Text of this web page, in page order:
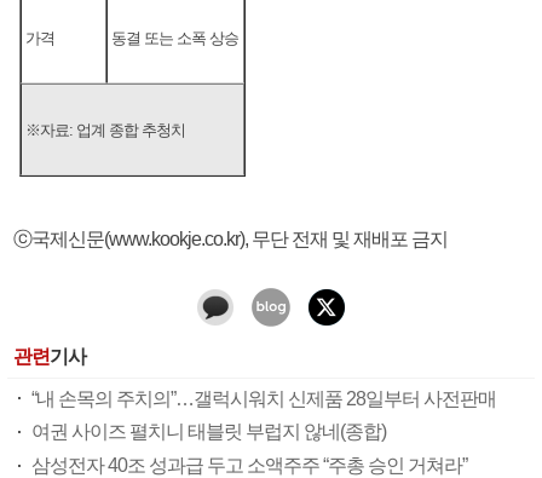
가격 동결 또는 소폭 상승
※자료: 업계 종합 추청치
ⓒ국제신문(www.kookje.co.kr), 무단 전재 및 재배포 금지
관련기사
“내 손목의 주치의”…갤럭시워치 신제품 28일부터 사전판매
여권 사이즈 펼치니 태블릿 부럽지 않네(종합)
삼성전자 40조 성과급 두고 소액주주 “주총 승인 거쳐라”